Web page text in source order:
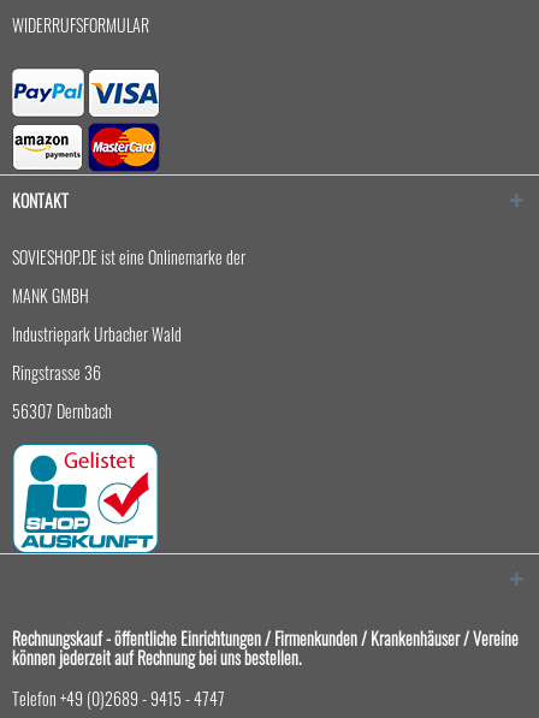
WIDERRUFSFORMULAR
KONTAKT
SOVIESHOP.DE ist eine Onlinemarke der
MANK GMBH
Industriepark Urbacher Wald
Ringstrasse 36
56307 Dernbach
Rechnungskauf - öffentliche Einrichtungen / Firmenkunden / Krankenhäuser / Vereine
können jederzeit auf Rechnung bei uns bestellen.
Telefon +49 (0)2689 - 9415 - 4747